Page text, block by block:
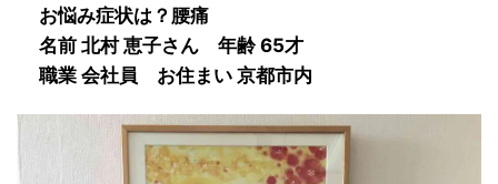
お悩み症状は？腰痛
名前 北村 恵子さん 年齢 65才
職業 会社員
お住まい 京都市内